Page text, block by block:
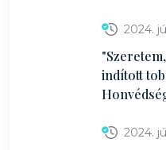
2024.
indított
2024.